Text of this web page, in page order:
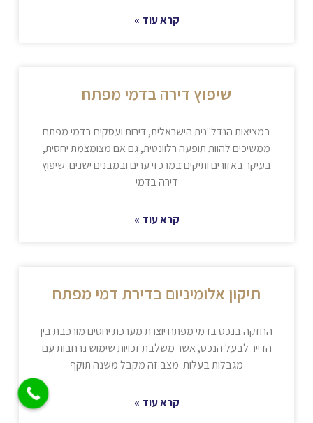
קרא עוד »
שיפוץ דירה בדמי מפתח
במציאות הנדל"נית הישראלית, דירות ועסקים בדמי מפתח
ממשיכים להוות תופעה רלוונטית, גם אם מצומצמת יחסית,
בעיקר באזורים ותיקים במרכזי ערים ובמבנים ישנים. שיפוץ
דירה בדמי
קרא עוד »
תיקון אלומיניום בדירת דמי מפתח
החזקה בנכס בדמי מפתח יוצרת מערכת יחסים מורכבת בין
הדייר לבעל הנכס, אשר משלבת זכויות שימוש נרחבות עם
מגבלות בעלות. מצב זה מקבל משנה תוקף
קרא עוד »